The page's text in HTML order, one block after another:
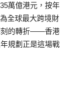
萬億港元，按年
全球最大跨境財
刻的轉折——香港
規劃正是這場戰